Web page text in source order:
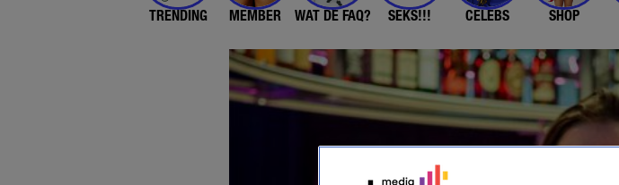
TRENDING MEMBER WAT DE FAQ? SEKS!!! CELEBS SHOP